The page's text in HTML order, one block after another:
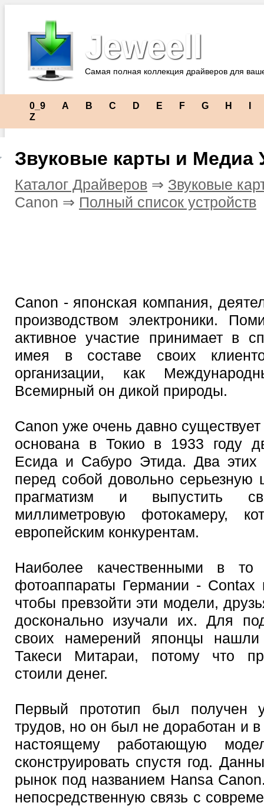
Jeweell
Самая полная коллекция драйверов для
0_9 A B C D E F G H
Z
Звуковые карты и Медиа
Каталог Драйверов ⇒ Звуковые
Canon ⇒ Полный список устройств
Canon - японская компания,
производством электроники.
активное участие принимает в
имея в составе своих
организации, как
Всемирный он дикой природы.
Canon уже очень давно
основана в Токио в 1933 году
Есида и Сабуро Этида. Два этих
перед собой довольно серьезную
прагматизм и выпустить
миллиметровую фотокамеру,
европейским конкурентам.
Наиболее качественными в
фотоаппараты Германии - Contax
чтобы превзойти эти модели,
досконально изучали их. Для
своих намерений японцы
Такеси Митараи, потому что
стоили денег.
Первый прототип был получен
трудов, но он был не доработан и
настоящему работающую
сконструировать спустя год.
рынок под названием Hansa
непосредственную связь с